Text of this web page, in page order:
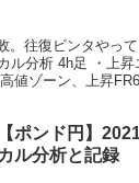
。往復ビンタやっ
ル分析 4h足 ・上
値ゾーン、上昇
【ポンド円】
カル分析と記録